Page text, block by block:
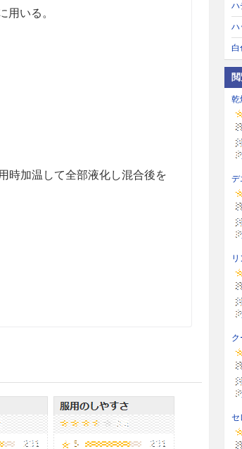
用いる。
時加温して全部液化し混合後を
ハ
ハ
白
乾
デ
セ